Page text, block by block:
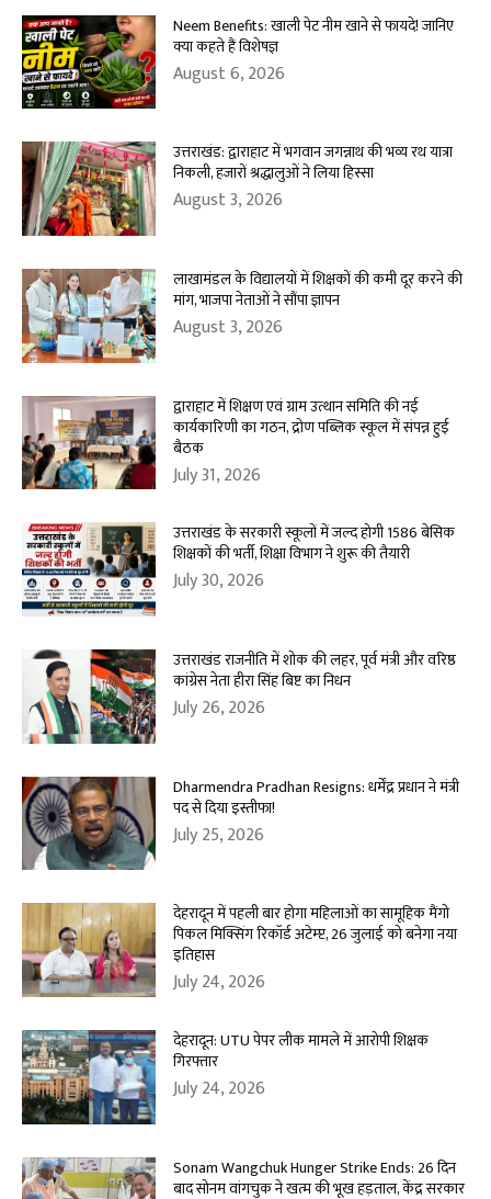
Neem Benefits: खाली पेट नीम खाने से फायदे! जानिए
क्या कहते हैं विशेषज्ञ
August 6, 2026
उत्तराखंड: द्वाराहाट में भगवान जगन्नाथ की भव्य रथ यात्रा
निकली, हजारों श्रद्धालुओं ने लिया हिस्सा
August 3, 2026
लाखामंडल के विद्यालयों में शिक्षकों की कमी दूर करने की
मांग, भाजपा नेताओं ने सौंपा ज्ञापन
August 3, 2026
द्वाराहाट में शिक्षण एवं ग्राम उत्थान समिति की नई
कार्यकारिणी का गठन, द्रोण पब्लिक स्कूल में संपन्न हुई
बैठक
July 31, 2026
उत्तराखंड के सरकारी स्कूलों में जल्द होगी 1586 बेसिक
शिक्षकों की भर्ती, शिक्षा विभाग ने शुरू की तैयारी
July 30, 2026
उत्तराखंड राजनीति में शोक की लहर, पूर्व मंत्री और वरिष्ठ
कांग्रेस नेता हीरा सिंह बिष्ट का निधन
July 26, 2026
Dharmendra Pradhan Resigns: धर्मेंद्र प्रधान ने मंत्री
पद से दिया इस्तीफा!
July 25, 2026
देहरादून में पहली बार होगा महिलाओं का सामूहिक मैंगो
पिकल मिक्सिंग रिकॉर्ड अटेम्प्ट, 26 जुलाई को बनेगा नया
इतिहास
July 24, 2026
देहरादून: UTU पेपर लीक मामले में आरोपी शिक्षक
गिरफ्तार
July 24, 2026
Sonam Wangchuk Hunger Strike Ends: 26 दिन
बाद सोनम वांगचुक ने खत्म की भूख हड़ताल, केंद्र सरकार